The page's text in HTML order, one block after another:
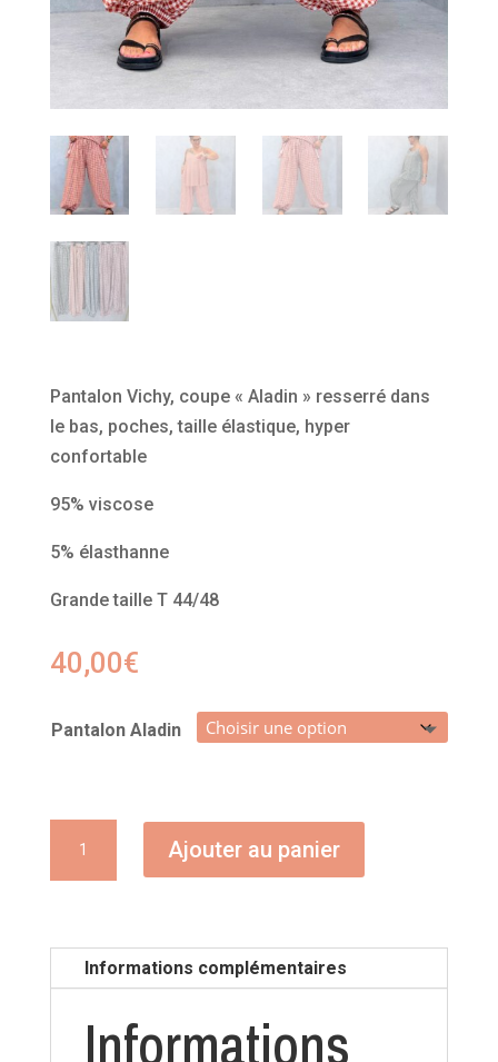
Pantalon Vichy, coupe « Aladin » resserré dans
le bas, poches, taille élastique, hyper
confortable
95% viscose
5% élasthanne
Grande taille T 44/48
40,00€
Pantalon Aladin
Ajouter au panier
Informations complémentaires
Informations